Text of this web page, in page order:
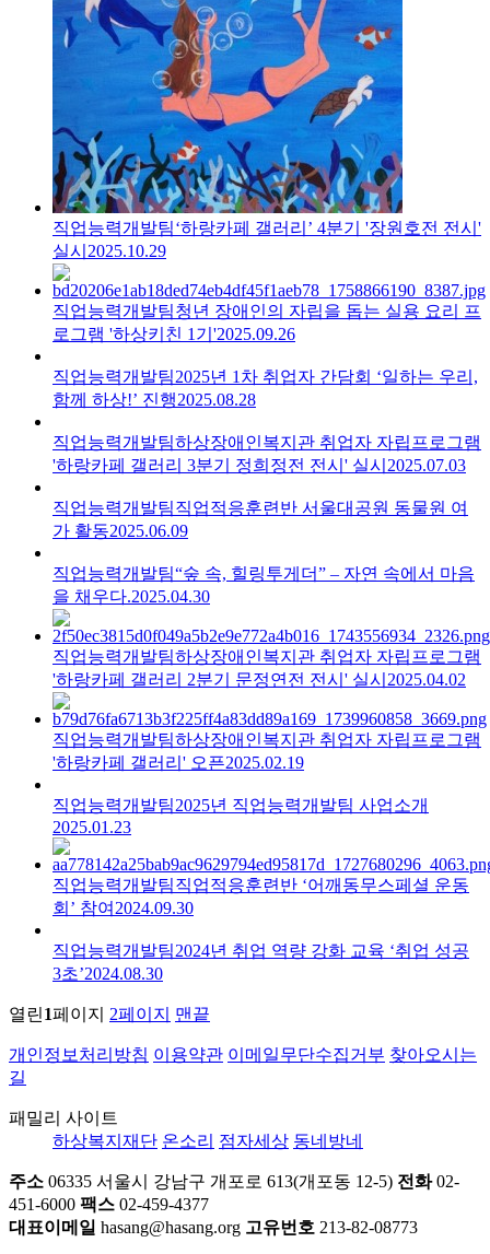
직업능력개발팀‘하랑카페 갤러리’ 4분기 '장원호전 전시'
실시 2025.10.29
직업능력개발팀청년 장애인의 자립을 돕는 실용 요리 프
로그램 '하상키친 1기'2025.09.26
직업능력개발팀2025년 1차 취업자 간담회 ‘일하는 우리,
함께 하상!’ 진행2025.08.28
직업능력개발팀하상장애인복지관 취업자 자립프로그램
'하랑카페 갤러리 3분기 정희정전 전시' 실시 2025.07.03
직업능력개발팀직업적응훈련반 서울대공원 동물원 여
가 활동2025.06.09
직업능력개발팀“숲 속, 힐링투게더” – 자연 속에서 마음
을 채우다.2025.04.30
직업능력개발팀하상장애인복지관 취업자 자립프로그램
'하랑카페 갤러리 2분기 문정연전 전시' 실시 2025.04.02
직업능력개발팀하상장애인복지관 취업자 자립프로그램
'하랑카페 갤러리' 오픈2025.02.19
직업능력개발팀2025년 직업능력개발팀 사업소개
2025.01.23
직업능력개발팀직업적응훈련반 ‘어깨동무스페셜 운동
회’ 참여 2024.09.30
직업능력개발팀2024년 취업 역량 강화 교육 ‘취업 성공
3초’2024.08.30
열린1페이지 2페이지 맨끝
개인정보처리방침 이용약관 이메일무단수집거부 찾아오시는
길
패밀리 사이트
하상복지재단 온소리 점자세상 동네방네
주소 06335 서울시 강남구 개포로 613(개포동 12-5) 전화02-
451-6000 팩스 02-459-4377
대표이메일 hasang@hasang.org 고유번호 213-82-08773